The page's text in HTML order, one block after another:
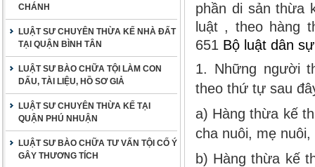
CHÁNH
LUẬT SƯ CHUYÊN THỪA KẾ NHÀ ĐẤT
TẠI QUẬN BÌNH TÂN
LUẬT SƯ BÀO CHỮA TỘI LÀM CON
DẤU, TÀI LIỆU, HỒ SƠ GIẢ
LUẬT SƯ CHUYÊN THỪA KẾ TẠI
QUẬN PHÚ NHUẬN
LUẬT SƯ BÀO CHỮA TƯ VẤN TỘI CỐ Ý
GÂY THƯƠNG TÍCH
phần di sản thừa
luật , theo hàng
651 Bộ luật dân
1. Những người
theo thứ tự sau
a) Hàng thừa kế
cha nuôi, mẹ
b) Hàng thừa kế